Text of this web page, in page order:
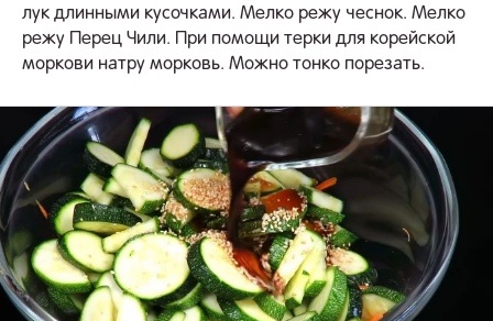
лук длинными кусочками. Мелко режу чеснок. Мелко
режу Перец Чили. При помощи терки для корейской
моркови натру морковь. Можно тонко порезать.